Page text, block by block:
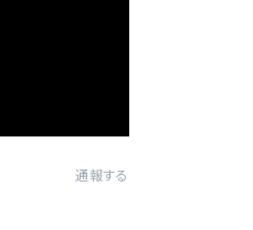
通報する